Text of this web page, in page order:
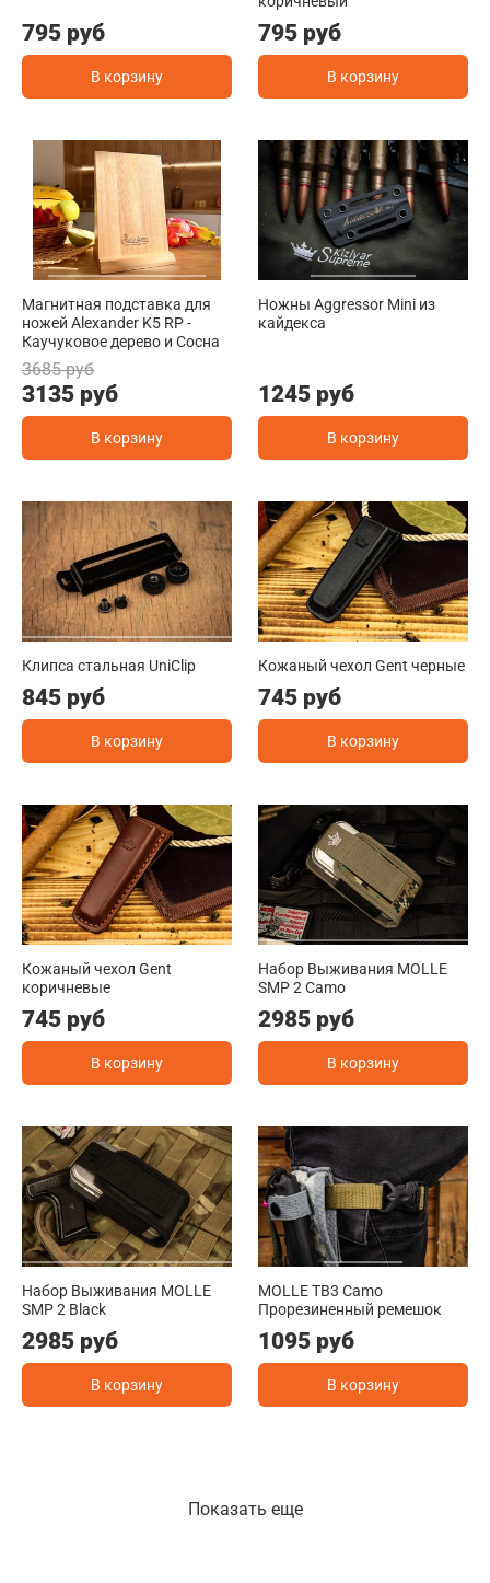
795 руб
В корзину
795 руб
В корзину
Магнитная подставка для
ножей Alexander K5 RP -
Каучуковое дерево и Сосна
3685 руб
3135 руб
В корзину
Ножны Aggressor Mini из
кайдекса
1245 руб
В корзину
Клипса стальная UniClip
845 руб
В корзину
Кожаный чехол Gent черные
745 руб
В корзину
Кожаный чехол Gent
коричневые
745 руб
В корзину
Набор Выживания MOLLE
SMP 2 Camo
2985 руб
В корзину
Набор Выживания MOLLE
SMP 2 Black
2985 руб
В корзину
MOLLE TB3 Camo
Прорезиненный ремешок
1095 руб
В корзину
Показать еще